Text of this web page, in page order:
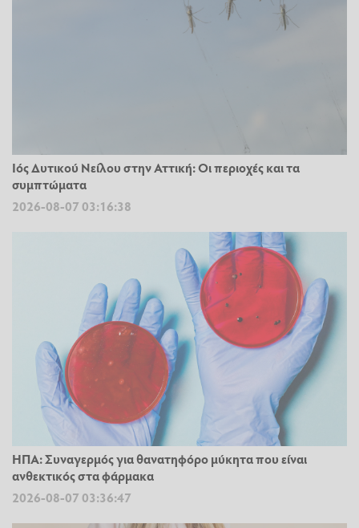
Ιός Δυτικού Νείλου στην Αττική: Οι περιοχές και τα
συμπτώματα
2026-08-07 03:16:38
ΗΠΑ: Συναγερμός για θανατηφόρο μύκητα που είναι
ανθεκτικός στα φάρμακα
2026-08-07 03:36:47